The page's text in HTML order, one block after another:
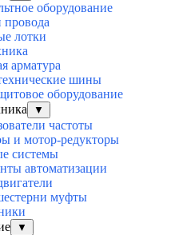
оборудование
провода
лотки
арматура
шины
оборудование
▼
частоты
и мотор-редукторы
системы
автоматизации
муфты
▼